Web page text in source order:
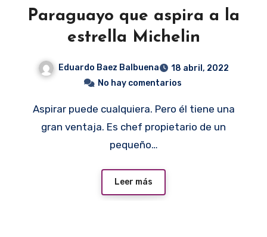
Paraguayo que aspira a la
estrella Michelin
Eduardo Baez Balbuena
18 abril, 2022
No hay comentarios
Aspirar puede cualquiera. Pero él tiene una
gran ventaja. Es chef propietario de un
pequeño…
Leer más